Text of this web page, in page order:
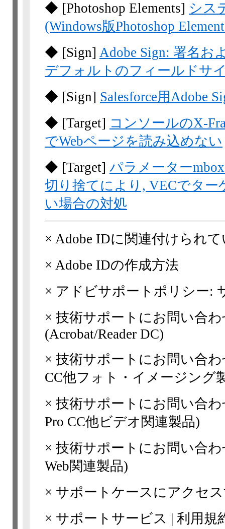
◆ [Photoshop Elements] シス
(Windows版Photoshop
◆ [Sign] Adobe Sign: 署名お
デフォルトのフィールドサ
◆ [Sign] Salesforce用Adobe
◆ [Target] コンソールのX-
でWebページを読み込めない
◆ [Target] パラメーター
切り捨てにより, VECでタ
い場合の対処
× Adobe IDに関連付けられ
× Adobe IDの作成方法
× アドビサポートポリシー:
× 技術サポートにお問い合
(Acrobat/Reader DC)
× 技術サポートにお問い合
CC他フォト・イメージング
× 技術サポートにお問い合
Pro CC他ビデオ関連製品)
× 技術サポートにお問い合
Web関連製品)
× サポートケースにアクセ
× サポートサービス | 利用規